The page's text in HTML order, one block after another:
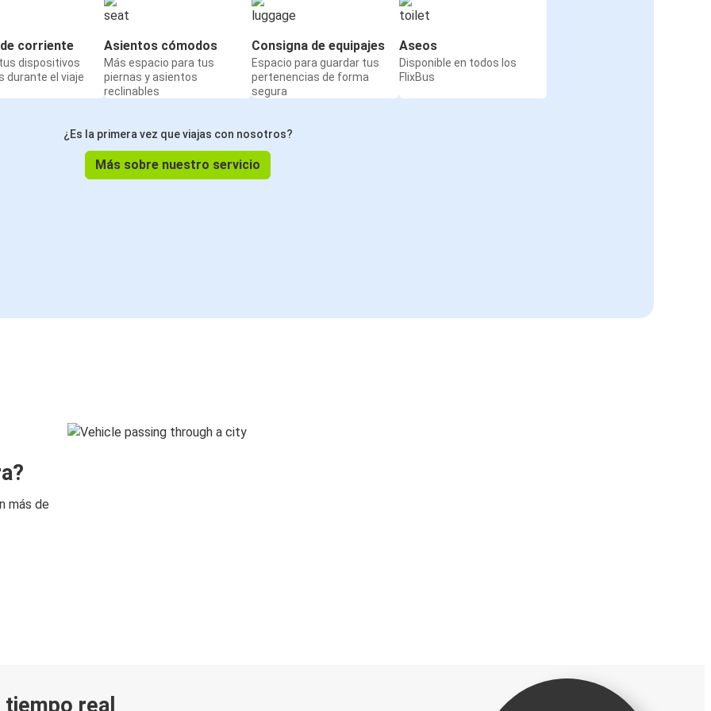
corriente
dispositivos
durante el viaje
Asientos cómodos
Más espacio para tus
piernas y asientos
reclinables
Consigna de equipajes
Espacio para guardar tus
pertenencias de forma
segura
Aseos
Disponible en todos los
FlixBus
¿Es la primera vez que viajas con nosotros?
Más sobre nuestro servicio
más de
real